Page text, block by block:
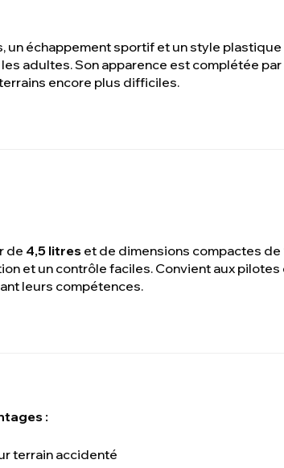
échappement sportif et un style
adultes. Son apparence est complétée
encore plus difficiles.
de 4,5 litres et de dimensions compactes de
et un contrôle faciles. Convient aux
leurs compétences.
:
terrain accidenté